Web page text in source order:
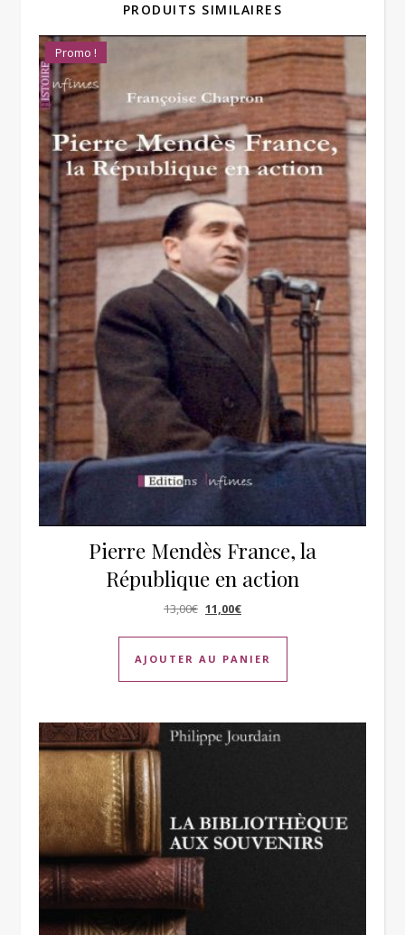
PRODUITS SIMILAIRES
Promo !
Pierre Mendès France, la
République en action
13,00€ Le prix initial était : 13,00€.
11,00€Le prix actuel est : 11,00€.
AJOUTER AU PANIER